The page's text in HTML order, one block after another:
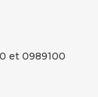
et 0989100